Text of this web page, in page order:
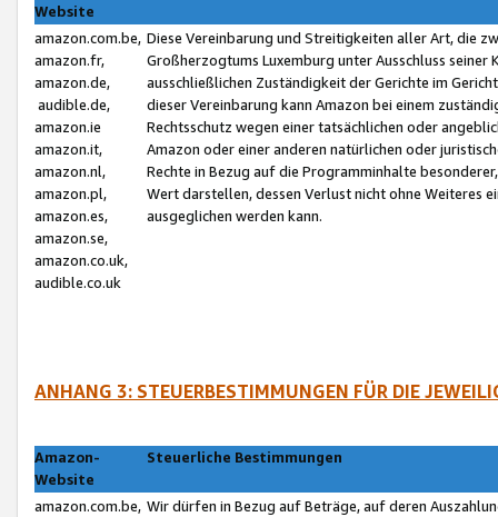
Website
amazon.com.be,
amazon.fr,
amazon.de,
audible.de,
amazon.ie
amazon.it,
amazon.nl,
amazon.pl,
amazon.es,
amazon.se,
amazon.co.uk,
audible.co.uk
Diese Vereinbarung und Streitigkeiten aller Art, die
Großherzogtums Luxemburg unter Ausschluss
ausschließlichen Zuständigkeit der Gerichte im
dieser Vereinbarung kann Amazon bei einem
Rechtsschutz wegen einer tatsächlichen oder
Amazon oder einer anderen natürlichen oder
Rechte in Bezug auf die Programminhalte
Wert darstellen, dessen Verlust nicht ohne Weiteres
ausgeglichen werden kann.
ANHANG 3: STEUERBESTIMMUNGEN FÜR DIE
Amazon-
Website
Steuerliche Bestimmungen
amazon.com.be, Wir dürfen in Bezug auf Beträge, auf deren